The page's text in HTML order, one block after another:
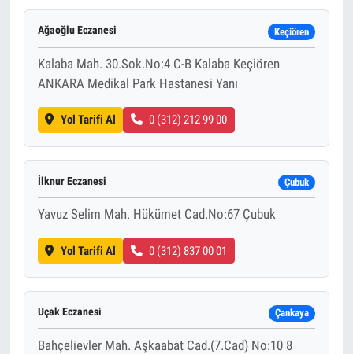
Ağaoğlu Eczanesi Keçiören
Kalaba Mah. 30.Sok.No:4 C-B Kalaba Keçiören
ANKARA Medikal Park Hastanesi Yanı
Yol Tarifi Al 0 (312) 212 99 00
İlknur Eczanesi Çubuk
Yavuz Selim Mah. Hükümet Cad.No:67 Çubuk
Yol Tarifi Al 0 (312) 837 00 01
Uçak Eczanesi Çankaya
Bahçelievler Mah. Aşkaabat Cad.(7.Cad) No:10 8